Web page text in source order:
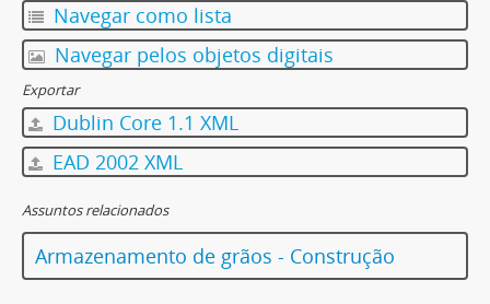
Navegar como lista
Navegar pelos objetos digitais
Exportar
Dublin Core 1.1 XML
EAD 2002 XML
Assuntos relacionados
Armazenamento de grãos - Construção